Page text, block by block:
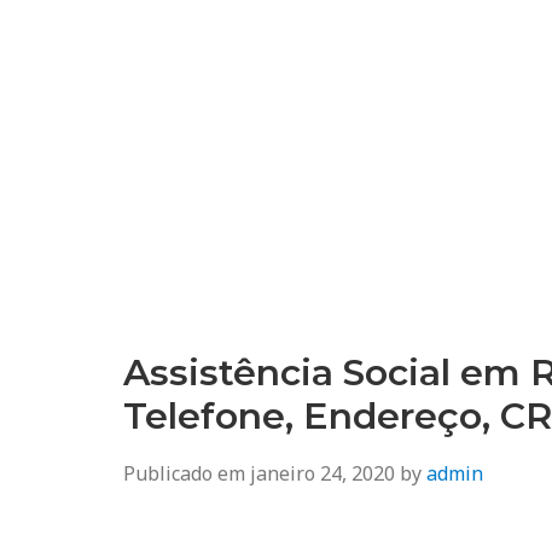
Assistência Social em
Telefone, Endereço,
Publicado em janeiro 24, 2020 byadmin